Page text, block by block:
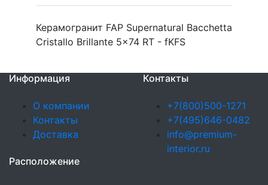
Керамогранит FAP Supernatural Bacchetta
Cristallo Brillante 5x74 RT - fKFS
Информация
О компании
Контакты
Доставка
Контакты
+7(800)500-1271
+7(495)646-0482
info@premium-
interior.ru
Расположение